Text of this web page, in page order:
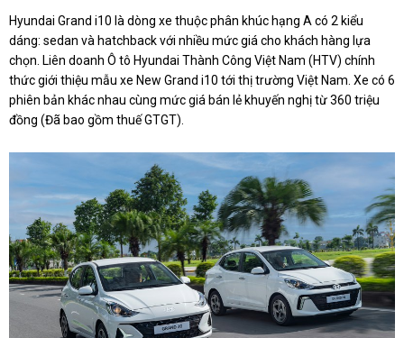
Hyundai Grand i10 là dòng xe thuộc phân khúc hạng A có 2 kiểu
dáng: sedan và hatchback với nhiều mức giá cho khách hàng lựa
chọn. Liên doanh Ô tô Hyundai Thành Công Việt Nam (HTV) chính
thức giới thiệu mẫu xe New Grand i10 tới thị trường Việt Nam. Xe có 6
phiên bản khác nhau cùng mức giá bán lẻ khuyến nghị từ 360 triệu
đồng (Đã bao gồm thuế GTGT).